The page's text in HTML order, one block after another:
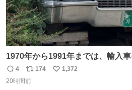
1970年から1991年までは、輸入
ートが使用されていました。 その後、この制度は廃止さ
れ、すべての「0」ナンバープレ
返
信
4
リ
ポ
174
い
1,372
20時間前